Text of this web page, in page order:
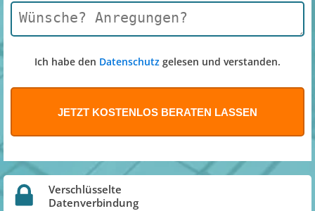
Ich habe den Datenschutz gelesen und verstanden.
Verschlüsselte
Datenverbindung